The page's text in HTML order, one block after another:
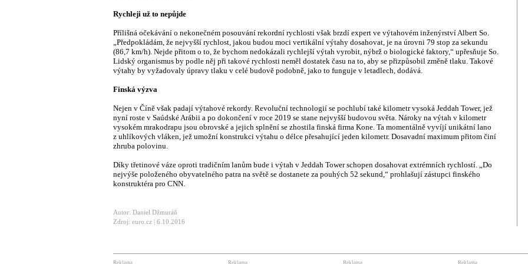
Rychleji už to nepůjde
Přílišná očekávání o nekonečném posouvání rekordní rychlosti však brzdí expert ve výtahovém inženýrství Albert So.
„Předpokládám, že nejvyšší rychlost, jakou budou moci vertikální výtahy dosahovat, je na úrovni 79 stop za sekundu
(86,7 km/h). Nejde přitom o to, že bychom nedokázali rychlejší výtah vyrobit, nýbrž o biologické faktory,“ upřesňuje So.
Lidský organismus by podle něj při takové rychlosti neměl dostatek času na to, aby se přizpůsobil změně tlaku. Takové
výtahy by vyžadovaly úpravy tlaku v celé budově podobně, jako to funguje v letadlech, dodává.
Finská výzva
Nejen v Číně však padají výtahové rekordy. Revoluční technologií se pochlubí také kilometr vysoká Jeddah Tower, jež
nyní roste v Saúdské Arábii a po dokončení v roce 2019 se stane nejvyšší budovou světa. Nároky na výtah v kilometr
vysokém mrakodrapu jsou obrovské a jejich splnění se zhostila finská firma Kone. Ta momentálně vyvíjí unikátní lano
z uhlíkových vláken, jež umožní konstrukci výtahu o délce přesahující jeden kilometr. Dosavadní maximum přitom činí
zhruba polovinu.
Díky třetinové váze oproti tradičním lanům bude i výtah v Jeddah Tower schopen dosahovat extrémních rychlostí. „Do
nejvýše položeného obyvatelného patra na světě se dostanete za pouhých 52 sekund,“ prohlašují zástupci finského
konstruktéra pro CNN.
Autor: Daniel Džmuráň
Zdroj: euro.cz | 6.10.2016
Reklama Reklama Reklama Reklama